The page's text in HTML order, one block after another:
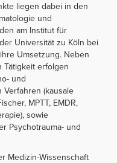
liegen dabei in den
und
am Institut für
Universität zu Köln bei
Umsetzung. Neben
Tätigkeit erfolgen
und
(kausale
MPTT, EMDR,
sowie
Psychotrauma- und
Medizin-Wissenschaft